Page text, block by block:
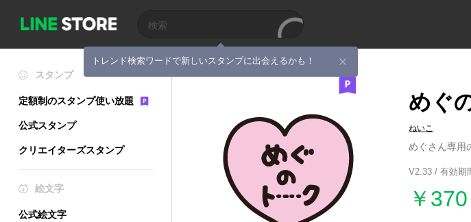
トレンド検索ワードで新しいスタンプに出会えるかも！
スタンプ
定額制のスタンプ使い放題
公式スタンプ
クリエイターズスタンプ
絵文字
公式絵文字
めぐ
ねいこ
めぐさん専用
V2.33 / 有効期
￥370